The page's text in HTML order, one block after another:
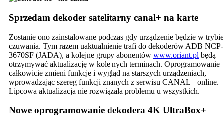
Sprzedam dekoder satelitarny canal+ na karte
Zostanie ono zainstalowane podczas gdy urządzenie będzie w trybie
czuwania. Tym razem uaktualnienie trafi do dekoderów ADB NCP-
3670SF (JADA), a kolejne grupy abonentów www.oriant.pl będą
otrzymywać aktualizację w kolejnych terminach. Oprogramowanie
całkowicie zmieni funkcje i wygląd na starszych urządzeniach,
wprowadzając szereg funkcji znanych z serwisu CANAL+ online.
Lipcowa aktualizacja nie rozwiązała problemu u wszystkich.
Nowe oprogramowanie dekodera 4K UltraBox+